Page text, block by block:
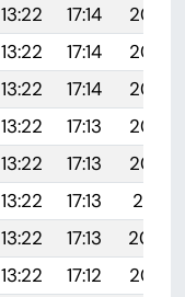
13:22 17:14
20:35
13:22 17:14
20:34
13:22 17:14
20:33
13:22 17:13
20:33
13:22 17:13
20:32
13:22 17:13
20:31
13:22 17:13
20:30
13:22 17:12
20:29